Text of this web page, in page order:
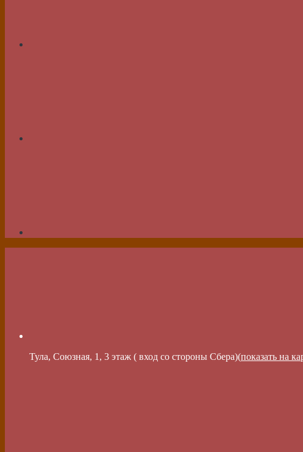
Тула, Союзная, 1, 3 этаж ( вход со стороны Сбера)(показать на